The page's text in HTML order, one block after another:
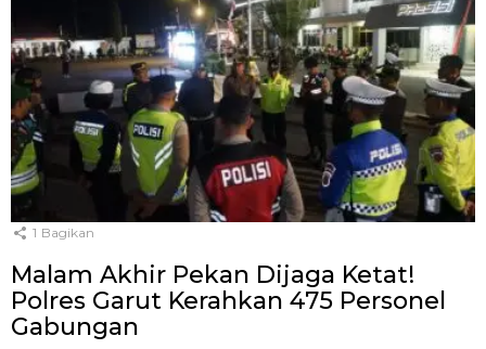
1 Bagikan
Malam Akhir Pekan Dijaga Ketat!
Polres Garut Kerahkan 475 Personel
Gabungan